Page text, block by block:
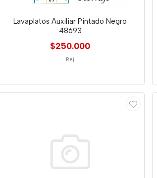
Lavaplatos Auxiliar Pintado Negro
48693
$250.000
Rej